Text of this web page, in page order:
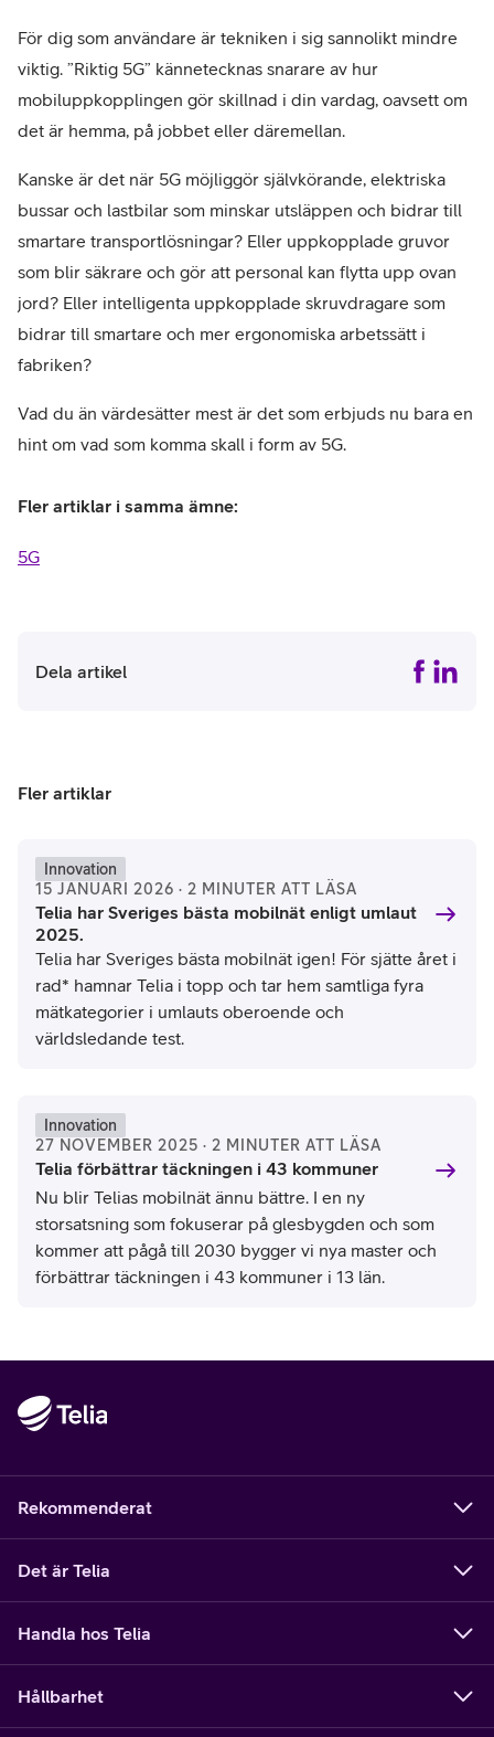
För dig som användare är tekniken i sig sannolikt mindre
viktig. ”Riktig 5G” kännetecknas snarare av hur
mobiluppkopplingen gör skillnad i din vardag, oavsett om
det är hemma, på jobbet eller däremellan.
Kanske är det när 5G möjliggör självkörande, elektriska
bussar och lastbilar som minskar utsläppen och bidrar till
smartare transportlösningar? Eller uppkopplade gruvor
som blir säkrare och gör att personal kan flytta upp ovan
jord? Eller intelligenta uppkopplade skruvdragare som
bidrar till smartare och mer ergonomiska arbetssätt i
fabriken?
Vad du än värdesätter mest är det som erbjuds nu bara en
hint om vad som komma skall i form av 5G.
Fler artiklar i samma ämne:
5G
Dela artikel
Fler artiklar
Innovation
15 JANUARI 2026 · 2 MINUTER ATT LÄSA
Telia har Sveriges bästa mobilnät enligt umlaut
2025.
Telia har Sveriges bästa mobilnät igen! För sjätte året i
rad* hamnar Telia i topp och tar hem samtliga fyra
mätkategorier i umlauts oberoende och
världsledande test.
Innovation
27 NOVEMBER 2025 · 2 MINUTER ATT LÄSA
Telia förbättrar täckningen i 43 kommuner
Nu blir Telias mobilnät ännu bättre. I en ny
storsatsning som fokuserar på glesbygden och som
kommer att pågå till 2030 bygger vi nya master och
förbättrar täckningen i 43 kommuner i 13 län.
Rekommenderat
Det är Telia
Handla hos Telia
Hållbarhet